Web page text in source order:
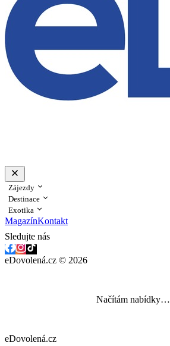
Zájezdy
Destinace
Exotika
MagazínKontakt
Sledujte nás
eDovolená.cz © 2026
Načítám nabídky…
eDovolená.cz